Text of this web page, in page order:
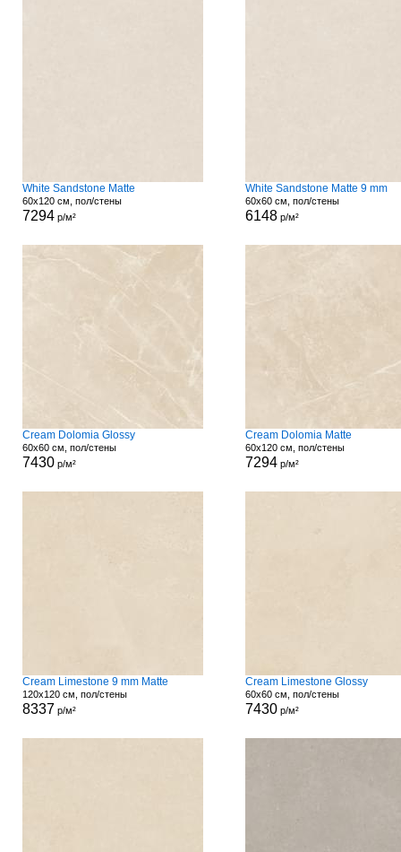
White Sandstone Matte
60x120 см, пол/стены
7294 р/м²
White Sandstone Matte 9 mm
60x60 см, пол/стены
6148 р/м²
Cream Dolomia Glossy
60x60 см, пол/стены
7430 р/м²
Cream Dolomia Matte
60x120 см, пол/стены
7294 р/м²
Cream Limestone 9 mm Matte
120x120 см, пол/стены
8337 р/м²
Cream Limestone Glossy
60x60 см, пол/стены
7430 р/м²